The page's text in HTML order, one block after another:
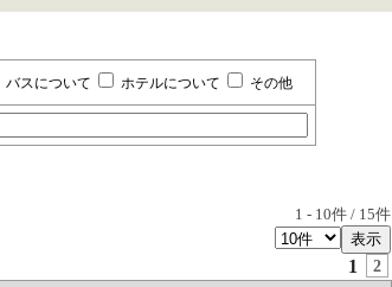
バスについて ホテルについて その他
1 - 10件 / 15件
1 2